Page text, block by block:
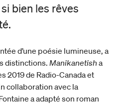
bien les rêves
d’une poésie lumineuse, a
distinctions.Manikanetish a
2019 de Radio-Canada et
collaboration avec la
a adapté son roman